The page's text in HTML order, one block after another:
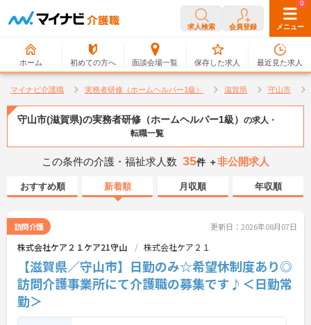
求人検索 会員登録 メニュー
ホーム 初めての方へ 面談会場一覧
0
保存した求人
0
最近見た求人
マイナビ介護職 実務者研修（ホームヘルパー1級） 滋賀県 守山市
守山市(滋賀県)の実務者研修（ホームヘルパー1級） の求人・
転職一覧
この条件の介護・福祉求人数 35件 ＋非公開求人
おすすめ順 新着順 月収順 年収順
訪問介護 更新日：2026年08月07日
株式会社ケア２１ケア21守山 株式会社ケア２１
【滋賀県／守山市】日勤のみ☆希望休制度あり◎
訪問介護事業所にて介護職の募集です♪＜日勤常
勤＞